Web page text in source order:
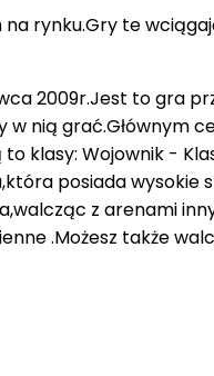
rynku.Gry te
2009r.Jest to gra
nią grać.Głównym
klasy: Wojownik -
posiada
z arenami
.Możesz także